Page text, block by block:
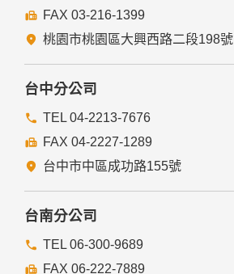
FAX 03-216-1399
桃園市桃園區大興西路二段198號
台中分公司
TEL 04-2213-7676
FAX 04-2227-1289
台中市中區成功路155號
台南分公司
TEL 06-300-9689
FAX 06-222-7889